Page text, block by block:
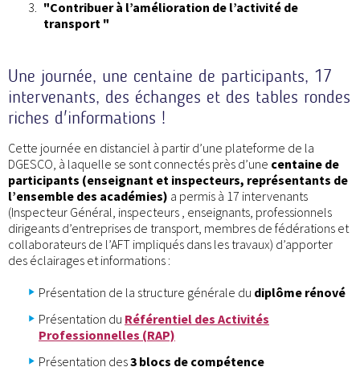
"Contribuer à l’amélioration de l’activité de
transport "
Une journée, une centaine de participants, 17
intervenants, des échanges et des tables rondes
riches d'informations !
Cette journée en distanciel à partir d’une plateforme de la
DGESCO, à laquelle se sont connectés près d’une centaine de
participants (enseignant et inspecteurs, représentants de
l’ensemble des académies) a permis à 17 intervenants
(Inspecteur Général, inspecteurs , enseignants, professionnels
dirigeants d’entreprises de transport, membres de fédérations et
collaborateurs de l’AFT impliqués dans les travaux) d’apporter
des éclairages et informations :
Présentation de la structure générale du diplôme rénové
Présentation du Référentiel des Activités
Professionnelles (RAP)
Présentation des3 blocs de compétence